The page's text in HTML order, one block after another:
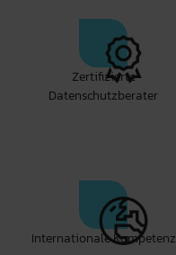
Zertifizierte
Datenschutzberater
Internationale Kompetenz